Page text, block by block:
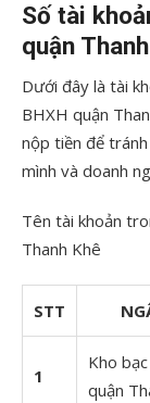
Số tài
quận
Dưới đây là tài
BHXH quận
nộp tiền để
mình và doanh
Tên tài khoản
Thanh Khê
STT
1
Kho
quận